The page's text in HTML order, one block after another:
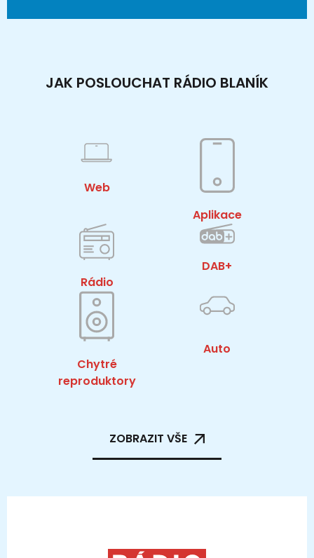
JAK POSLOUCHAT RÁDIO BLANÍK
Web
Aplikace
Rádio
DAB+
Chytré
reproduktory
Auto
ZOBRAZIT VŠE